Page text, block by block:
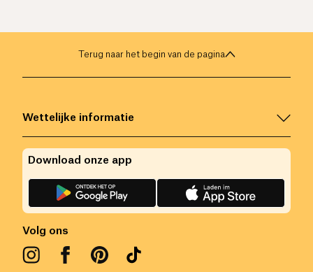
Terug naar het begin van de pagina
Wettelijke informatie
Volg ons
Download onze app